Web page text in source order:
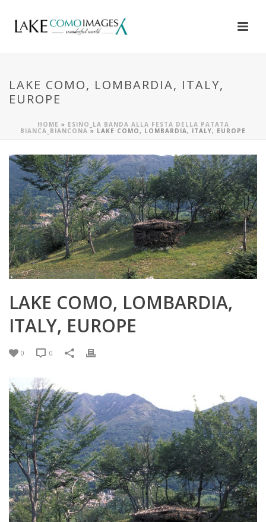
LAKE COMO, LOMBARDIA, ITALY,
EUROPE
HOME » ESINO_LA BANDA ALLA FESTA DELLA PATATA
BIANCA_BIANCONA » LAKE COMO, LOMBARDIA, ITALY, EUROPE
LAKE COMO, LOMBARDIA,
ITALY, EUROPE
0 0